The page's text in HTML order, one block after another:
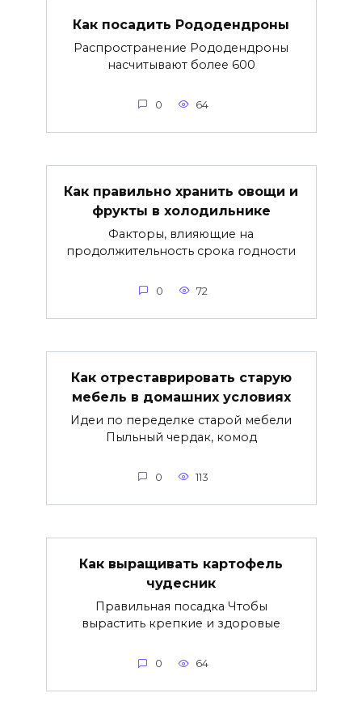
Как посадить Рододендроны
Распространение Рододендроны
насчитывают более 600
0 64
Как правильно хранить овощи и
фрукты в холодильнике
Факторы, влияющие на
продолжительность срока годности
0 72
Как отреставрировать старую
мебель в домашних условиях
Идеи по переделке старой мебели
Пыльный чердак, комод
0 113
Как выращивать картофель
чудесник
Правильная посадка Чтобы
вырастить крепкие и здоровые
0 64